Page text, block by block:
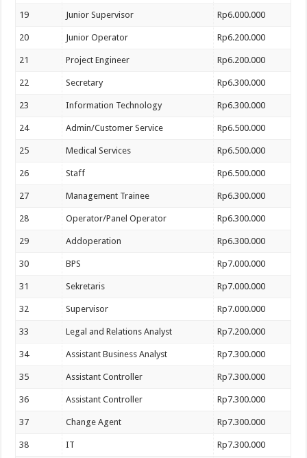
19 Junior Supervisor Rp6.000.000
20 Junior Operator Rp6.200.000
21 Project Engineer Rp6.200.000
22 Secretary Rp6.300.000
23 Information Technology Rp6.300.000
24 Admin/Customer Service Rp6.500.000
25 Medical Services Rp6.500.000
26 Staff Rp6.500.000
27 Management Trainee Rp6.300.000
28 Operator/Panel Operator Rp6.300.000
29 Addoperation Rp6.300.000
30 BPS Rp7.000.000
31 Sekretaris Rp7.000.000
32 Supervisor Rp7.000.000
33 Legal and Relations Analyst Rp7.200.000
34 Assistant Business Analyst Rp7.300.000
35 Assistant Controller Rp7.300.000
36 Assistant Controller Rp7.300.000
37 Change Agent Rp7.300.000
38 IT Rp7.300.000